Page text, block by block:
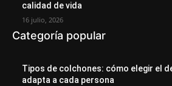
calidad de vida
16 julio, 2026
Categoría popular
Tipos de colchones: cómo elegir el
adapta a cada persona